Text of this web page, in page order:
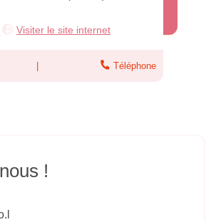
Visiter le site internet
Téléphone
!